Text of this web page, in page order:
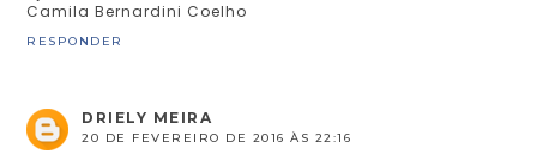
Camila Bernardini Coelho
RESPONDER
DRIELY MEIRA
20 DE FEVEREIRO DE 2016 ÀS 22:16